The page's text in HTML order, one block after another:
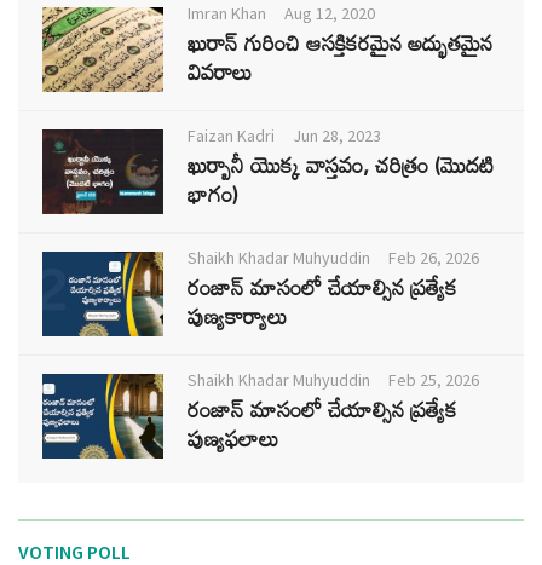
Imran Khan Aug 12, 2020
ఖురాన్ గురించి ఆసక్తికరమైన అద్భుతమైన
వివరాలు
Faizan Kadri Jun 28, 2023
ఖుర్బానీ యొక్క వాస్తవం, చరిత్రం (మొదటి
భాగం)
Shaikh Khadar Muhyuddin Feb 26, 2026
రంజాన్ మాసంలో చేయాల్సిన ప్రత్యేక
పుణ్యకార్యాలు
Shaikh Khadar Muhyuddin Feb 25, 2026
రంజాన్ మాసంలో చేయాల్సిన ప్రత్యేక
పుణ్యఫలాలు
VOTING POLL